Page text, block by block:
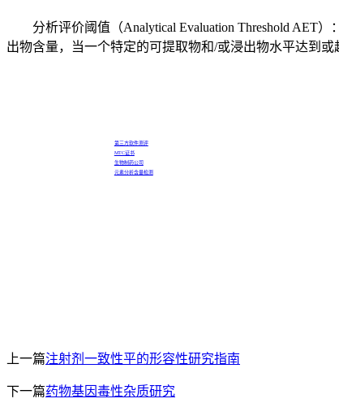
分析评价阈值（Analytical Evaluation Threshold AET）
出物含量，当一个特定的可提取物和/或浸出物水平达到
第三方软件测评
MTC证书
生物制药公司
元素分析含量检测
上一篇注射剂一致性平的形容性研究指南
下一篇药物基因毒性杂质研究